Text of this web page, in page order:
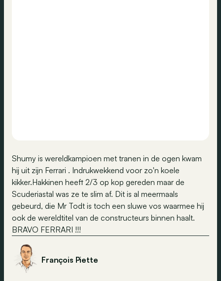
Shumy is wereldkampioen met tranen in de ogen kwam
hij uit zijn Ferrari . Indrukwekkend voor zo'n koele
kikker.Hakkinen heeft 2/3 op kop gereden maar de
Scuderiastal was ze te slim af. Dit is al meermaals
gebeurd, die Mr Todt is toch een sluwe vos waarmee hij
ook de wereldtitel van de constructeurs binnen haalt.
BRAVO FERRARI !!!
François Piette